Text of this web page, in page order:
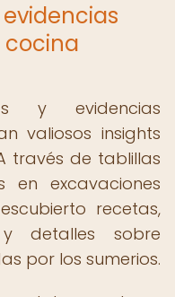
cocina
y evidencias
valiosos insights
través de tablillas
en excavaciones
recetas,
detalles sobre
por los sumerios.